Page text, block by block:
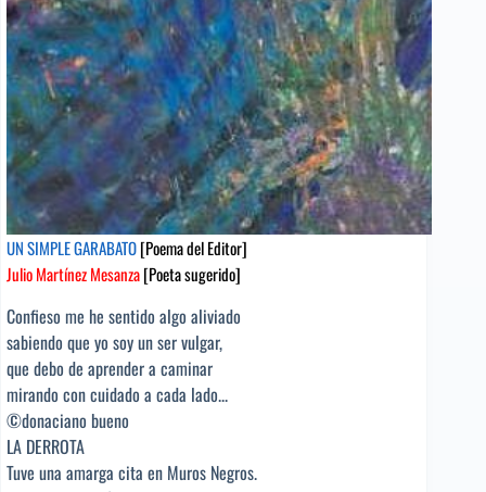
UN SIMPLE GARABATO[Poema del Editor]
Julio Martínez Mesanza[Poeta sugerido]
Confieso me he sentido algo aliviado
sabiendo que yo soy un ser vulgar,
que debo de aprender a caminar
mirando con cuidado a cada lado...
©donaciano bueno
LA DERROTA
Tuve una amarga cita en Muros Negros.